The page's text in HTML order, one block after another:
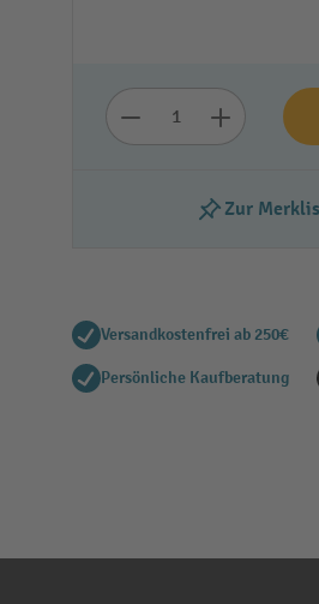
Zur
Versandkostenfrei ab 250€
Persönliche Kaufberatung